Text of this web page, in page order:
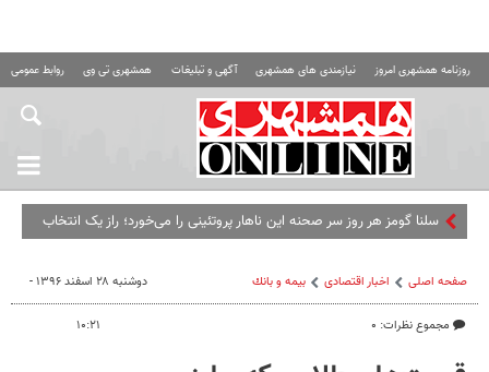
روزنامه همشهری امروز نیازمندی های همشهری آگهی و تبلیغات همشهری تی وی روابط عمومی
سلنا گومز هر روز سر صحنه این ناهار پروتئینی را می‌خورد؛ راز یک انتخاب
صفحه اصلی اخبار اقتصادی بيمه و بانك
مجموع نظرات: ۰
دوشنبه ۲۸ اسفند ۱۳۹۶ -
۱۰:۲۱